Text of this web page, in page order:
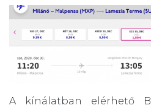
A kínálatban elérhető